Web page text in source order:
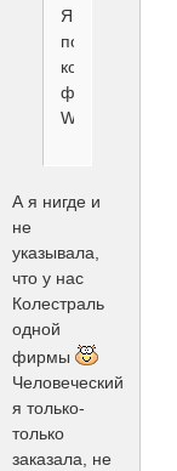
Я
пользуюсь
колестралем
фирмы
WELLA...
А я нигде и
не
указывала,
что у нас
Колестраль
одной
фирмы
Человеческий
я только-
только
заказала, не